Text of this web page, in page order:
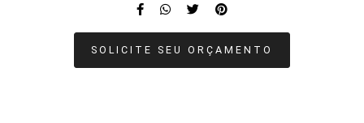
SOLICITE SEU ORÇAMENTO